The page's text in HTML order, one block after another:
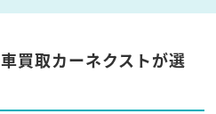
買取カーネクストが選